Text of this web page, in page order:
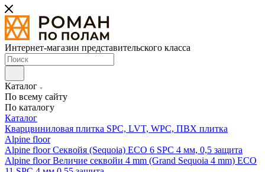
Интернет-магазин представительского класса
Каталог
По всему сайту
По каталогу
Каталог
Кварцвиниловая плитка SPC, LVT, WPC, ПВХ плитка
Alpine floor
Alpine floor Секвойя (Sequoia) ECO 6 SPC 4 мм, 0,5 защита
Alpine floor Величие секвойи 4 mm (Grand Sequoia 4 mm) ECO